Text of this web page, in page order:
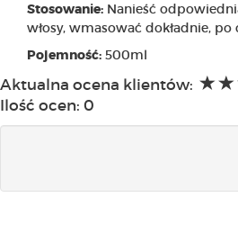
Stosowanie: Nanieść
włosy, wmasować dokładnie, po
Pojemność: 500ml
Aktualna ocena klientów:
Ilość ocen: 0